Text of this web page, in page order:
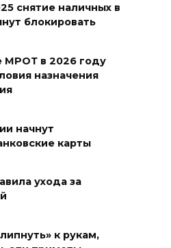
в парке
сохранять
запустения
мужчина
эвакуированы
снятие наличных в
блокировать
МРОТ в 2026 году
назначения
начнут
карты
ухода за
к рукам,